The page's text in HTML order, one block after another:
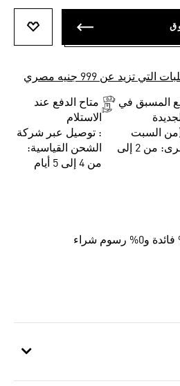
عن 999 جنيه مصري
المسبق في
(من السبت
إلى الخميس) - المدن الأخرى: من 2 إلى
متاح الدفع عند
الاستلام
: توصيل عبر شركة
الشحن القياسية:
من 4 إلى 5 أيام